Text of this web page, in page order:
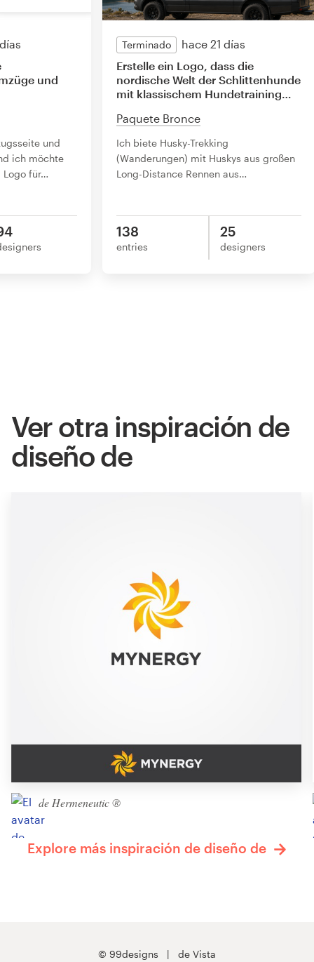
und
und
ich möchte
für…
Terminado
hace 21 días
Erstelle ein Logo, dass die
nordische Welt der Schlittenhunde
mit klassischem Hundetraining
Paquete Bronce
Ich biete Husky-Trekking
(Wanderungen) mit Huskys aus großen
Long-Distance Rennen aus…
138
entries
25
designers
Ver otra inspiración de
diseño de
de Hermeneutic ®
Explore más inspiración de diseño de
© 99designs
de Vista